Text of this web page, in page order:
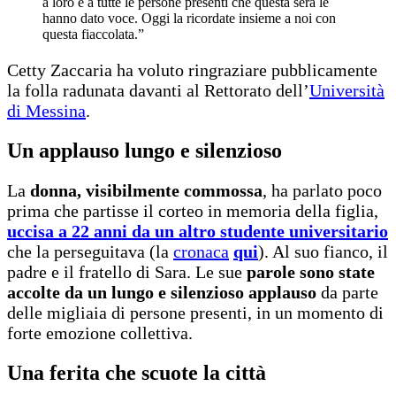
hanno dato voce. Oggi la ricordate insieme a noi con
questa fiaccolata.”
Cetty Zaccaria ha voluto ringraziare pubblicamente
la folla radunata davanti al Rettorato dell’Università
di Messina.
Un applauso lungo e silenzioso
La donna, visibilmente commossa, ha parlato poco
prima che partisse il corteo in memoria della figlia,
uccisa a 22 anni da un altro studente universitario
che la perseguitava (la cronaca qui). Al suo fianco, il
padre e il fratello di Sara. Le sue parole sono state
accolte da un lungo e silenzioso applauso da parte
delle migliaia di persone presenti, in un momento di
forte emozione collettiva.
Una ferita che scuote la città